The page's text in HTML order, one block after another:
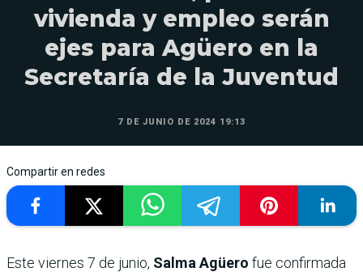
vivienda y empleo serán
ejes para Agüero en la
Secretaría de la Juventud
7 DE JUNIO DE 2024 19:13
Compartir en redes
Este viernes 7 de junio, Salma Agüero fue confirmada